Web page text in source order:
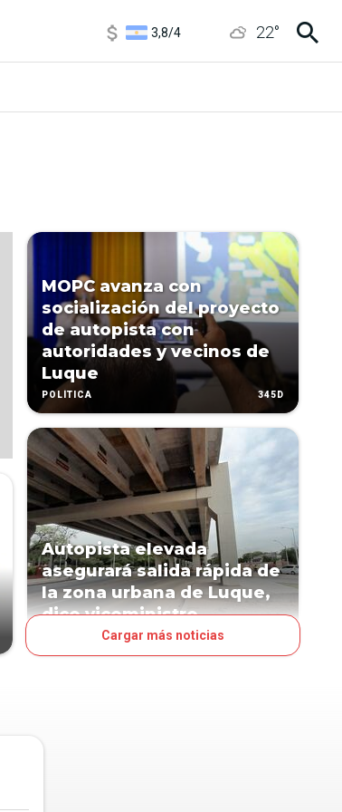
3,8/4
22°
MOPC avanza con
socialización del proyecto
de autopista con
autoridades y vecinos de
Luque
POLÍTICA 345D
Autopista elevada
asegurará salida rápida de
la zona urbana de Luque,
dice viceministro
Cargar más noticias